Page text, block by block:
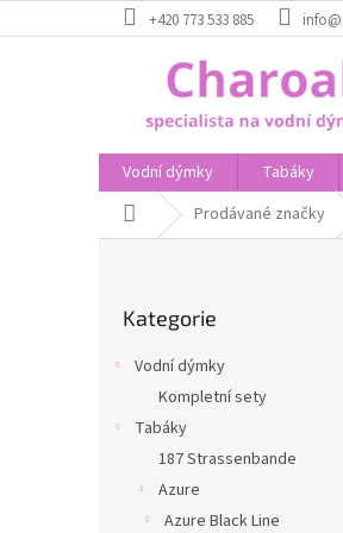
na
+420 773 533 885
Vodní dýmky Tabáky
Domů Prodávané značky
kategorie
Kategorie
Vodní dýmky
Kompletní sety
Tabáky
187 Strassenbande
Azure
Azure Black Line